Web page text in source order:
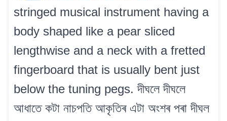
stringed musical instrument having a
body shaped like a pear sliced
lengthwise and a neck with a fretted
fingerboard that is usually bent just
below the tuning pegs. দীঘলে দীঘলে
আধাতে কটা নাচপতি আকৃতিৰ এটা অংশৰ পৰা দীঘল